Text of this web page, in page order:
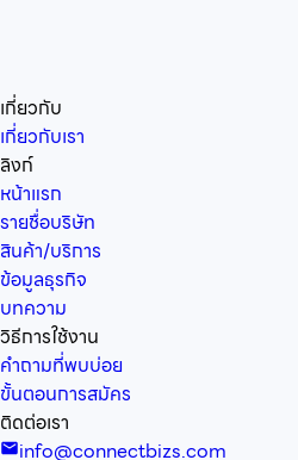
เกี่ยวกับ
เกี่ยวกับเรา
ลิงก์
หน้าแรก
รายชื่อบริษัท
สินค้า/บริการ
ข้อมูลธุรกิจ
บทความ
วิธีการใช้งาน
คำถามที่พบบ่อย
ขั้นตอนการสมัคร
ติดต่อเรา
info@connectbizs.com